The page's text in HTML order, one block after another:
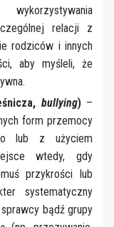
relacji z
rodziców i innych
aby myśleli, że
bullying) –
form przemocy
lub z użyciem
wtedy, gdy
przykrości lub
systematyczny
bądź grupy